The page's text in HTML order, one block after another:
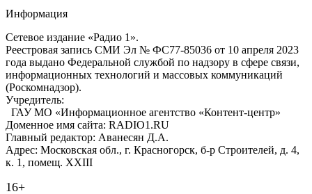
Информация
Сетевое издание «Радио 1».
Реестровая запись СМИ Эл № ФС77-85036 от 10 апреля 2023
года выдано Федеральной службой по надзору в сфере связи,
информационных технологий и массовых коммуникаций
(Роскомнадзор).
Учредитель:
ГАУ МО «Информационное агентство «Контент-центр»
Доменное имя сайта: RADIO1.RU
Главный редактор: Аванесян Д.А.
Адрес: Московская обл., г. Красногорск, б-р Строителей, д. 4,
к. 1, помещ. XXIII
16+